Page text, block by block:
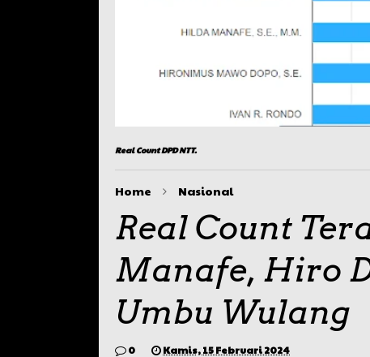
Real Count DPD NTT.
Home Nasional
Real Count
Manafe, Hiro
Umbu Wulang
0 Kamis, 15 Februari 2024